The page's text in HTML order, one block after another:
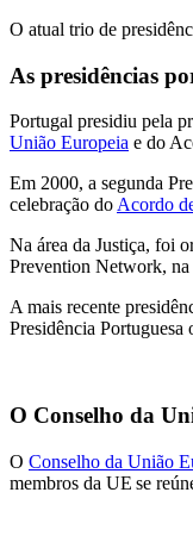
O atual trio de
As presidências
Portugal presidiu pela
União Europeia e do
Em 2000, a segunda
celebração do Acordo
Na área da Justiça, foi
Prevention Network, na
A mais recente
Presidência
O Conselho da
O Conselho da União
membros da UE se